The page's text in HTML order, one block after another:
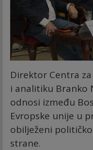
Direktor Centra
i analitiku Branko
odnosi između
Evropske unije u
obilježeni
strane.